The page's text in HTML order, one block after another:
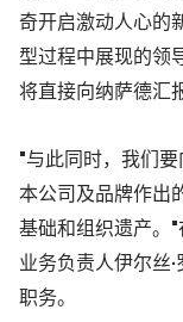
奇开启激动人心的
型过程中展现的领
将直接向纳萨德汇
"与此同时，我们要
本公司及品牌作出
基础和组织遗产。
业务负责人伊尔丝
职务。